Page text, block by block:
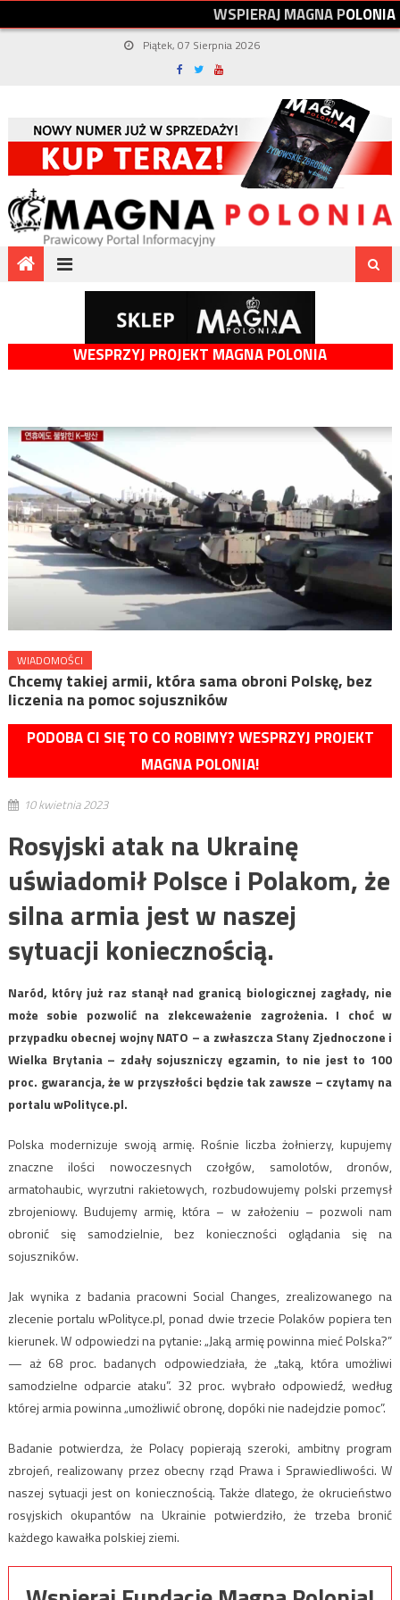
WSPIERAJMAGNAPOLONIA
Piątek, 07 Sierpnia 2026
WESPRZYJ PROJEKT MAGNA POLONIA
WIADOMOŚCI
Chcemy takiej armii, która sama obroni Polskę, bez
liczenia na pomoc sojuszników
PODOBA CI SIĘ TO CO ROBIMY? WESPRZYJ PROJEKT
MAGNA POLONIA!
10 kwietnia 2023
Rosyjski atak na Ukrainę
uświadomił Polsce i Polakom, że
silna armia jest w naszej
sytuacji koniecznością.
Naród, który już raz stanął nad granicą biologicznej zagłady, nie
może sobie pozwolić na zlekceważenie zagrożenia. I choć w
przypadku obecnej wojny NATO – a zwłaszcza Stany Zjednoczone i
Wielka Brytania – zdały sojuszniczy egzamin, to nie jest to 100
proc. gwarancja, że w przyszłości będzie tak zawsze – czytamy na
portalu wPolityce.pl.
Polska modernizuje swoją armię. Rośnie liczba żołnierzy, kupujemy
znaczne ilości nowoczesnych czołgów, samolotów, dronów,
armatohaubic, wyrzutni rakietowych, rozbudowujemy polski przemysł
zbrojeniowy. Budujemy armię, która – w założeniu – pozwoli nam
obronić się samodzielnie, bez konieczności oglądania się na
sojuszników.
Jak wynika z badania pracowni Social Changes, zrealizowanego na
zlecenie portalu wPolityce.pl, ponad dwie trzecie Polaków popiera ten
kierunek. W odpowiedzi na pytanie: „Jaką armię powinna mieć Polska?”
— aż 68 proc. badanych odpowiedziała, że „taką, która umożliwi
samodzielne odparcie ataku”. 32 proc. wybrało odpowiedź, według
której armia powinna „umożliwić obronę, dopóki nie nadejdzie pomoc”.
Badanie potwierdza, że Polacy popierają szeroki, ambitny program
zbrojeń, realizowany przez obecny rząd Prawa i Sprawiedliwości. W
naszej sytuacji jest on koniecznością. Także dlatego, że okrucieństwo
rosyjskich okupantów na Ukrainie potwierdziło, że trzeba bronić
każdego kawałka polskiej ziemi.